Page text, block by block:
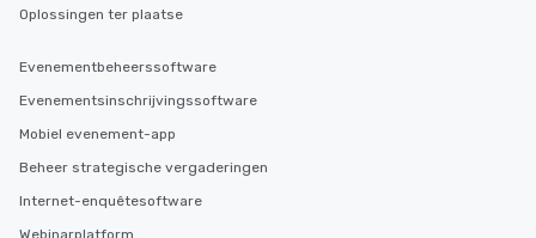
Oplossingen ter plaatse
Evenementbeheerssoftware
Evenementsinschrijvingssoftware
Mobiel evenement-app
Beheer strategische vergaderingen
Internet-enquêtesoftware
Webinarplatform